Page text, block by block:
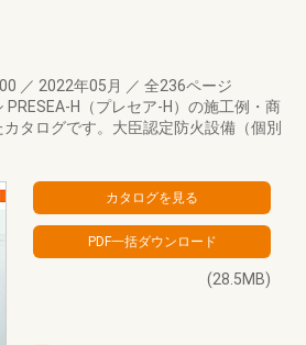
／ 2022年05月 ／ 全236ページ
H（プレセア-H）の施工例・商
タログです。大臣認定防火設備（個別
(28.5MB)